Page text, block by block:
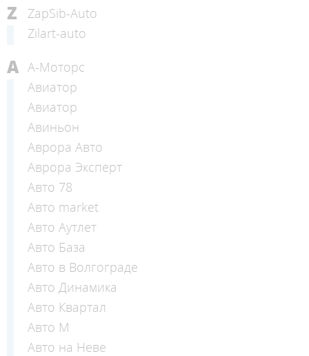
Z
ZapSib-Auto
Zilart-auto
А А-Моторс
Авиатор
Авиатор
Авиньон
Аврора Авто
Аврора Эксперт
Авто 78
Авто market
Авто Аутлет
Авто База
Авто в Волгограде
Авто Динамика
Авто Квартал
Авто М
Авто на Неве